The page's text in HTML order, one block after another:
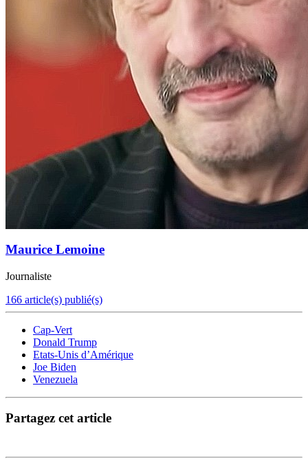
Maurice Lemoine
Journaliste
166 article(s) publié(s)
Cap-Vert
Donald Trump
Etats-Unis d’Amérique
Joe Biden
Venezuela
Partagez cet article